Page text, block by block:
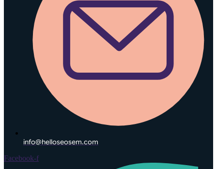
info@helloseosem.com
Facebook-f